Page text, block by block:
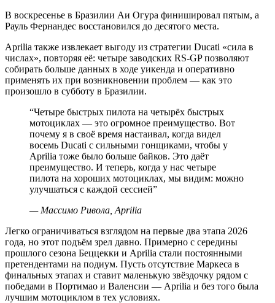
В воскресенье в Бразилии Аи Огура финишировал пятым, а
Рауль Фернандес восстановился до десятого места.
Aprilia также извлекает выгоду из стратегии Ducati «сила в
числах», повторяя её: четыре заводских RS-GP позволяют
собирать больше данных в ходе уикенда и оперативно
применять их при возникновении проблем — как это
произошло в субботу в Бразилии.
“Четыре быстрых пилота на четырёх быстрых
мотоциклах — это огромное преимущество. Вот
почему я в своё время настаивал, когда видел
восемь Ducati с сильными гонщиками, чтобы у
Aprilia тоже было больше байков. Это даёт
преимущество. И теперь, когда у нас четыре
пилота на хороших мотоциклах, мы видим: можно
улучшаться с каждой сессией”
— Массимо Ривола, Aprilia
Легко ограничиваться взглядом на первые два этапа 2026
года, но этот подъём зрел давно. Примерно с середины
прошлого сезона Беццекки и Aprilia стали постоянными
претендентами на подиум. Пусть отсутствие Маркеса в
финальных этапах и ставит маленькую звёздочку рядом с
победами в Портимао и Валенсии — Aprilia и без того была
лучшим мотоциклом в тех условиях.